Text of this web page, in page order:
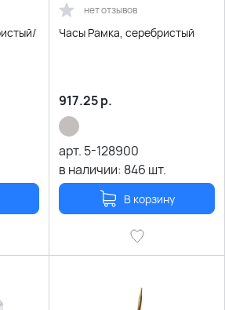
нет отзывов
Часы Рамка, серебристый
917.25р.
арт. 5-128900
в наличии: 846 шт.
В корзину